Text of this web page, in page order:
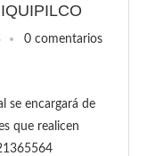
0 comentarios
se encargará de
que realicen